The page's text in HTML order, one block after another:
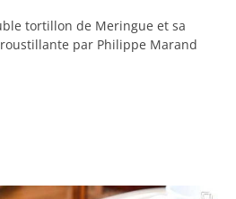
tortillon de Meringue et sa
par Philippe Marand